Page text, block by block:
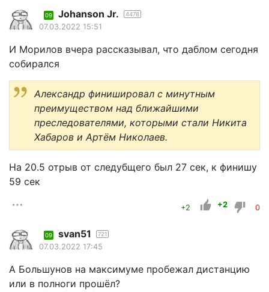
09 Johanson Jr. 4478
07.03.2022 15:51
И Морилов вчера рассказывал, что даблом сегодня
собирался
Александр финишировал с минутным
преимуществом над ближайшими
преследователями, которыми стали Никита
Хабаров и Артём Николаев.
На 20.5 отрыв от следубщего был 27 сек, к финишу
59 сек
+2 +2 0
09 svan51 721
07.03.2022 17:45
А Большунов на максимуме пробежал дистанцию
или в полноги прошёл?